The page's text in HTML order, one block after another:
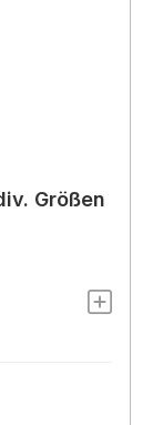
Größen